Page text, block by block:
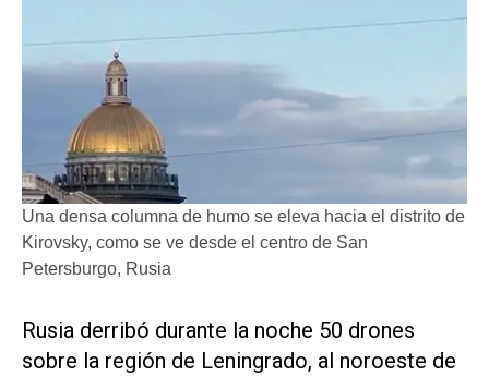
Una densa columna de humo se eleva hacia el distrito de
Kirovsky, como se ve desde el centro de San
Petersburgo, Rusia
Rusia ​derribó durante la noche 50 drones
sobre la región de Leningrado, al noroeste de